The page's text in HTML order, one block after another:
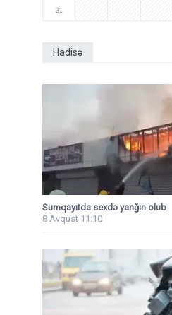
31
Hadisə
Sumqayıtda sexdə yanğın olub
8 Avqust 11:10